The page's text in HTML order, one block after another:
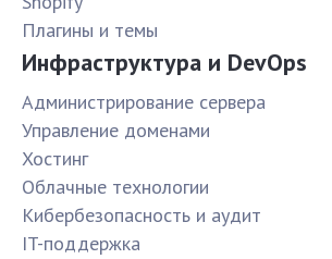
Плагины и темы
Инфраструктура и DevOps
Администрирование сервера
Управление доменами
Хостинг
Облачные технологии
Кибербезопасность и аудит
IT-поддержка